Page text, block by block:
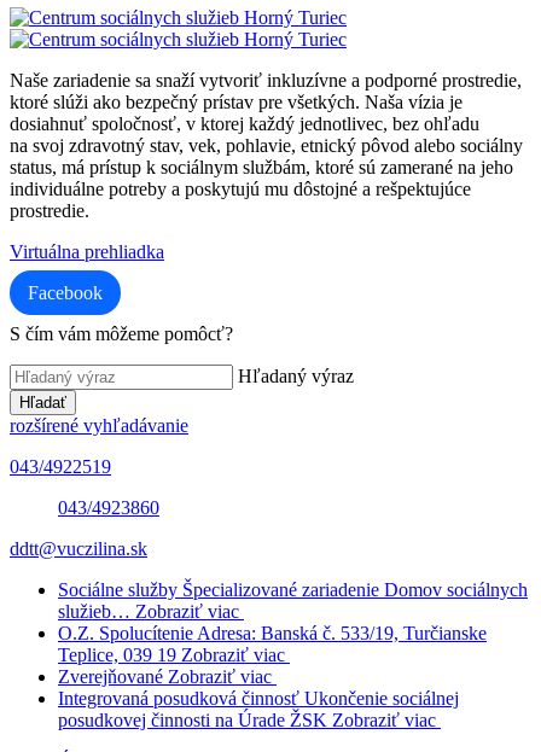
Naše zariadenie sa snaží vytvoriť inkluzívne a podporné prostredie,
ktoré slúži ako bezpečný prístav pre všetkých. Naša vízia je
dosiahnuť spoločnosť, v ktorej každý jednotlivec, bez ohľadu
na svoj zdravotný stav, vek, pohlavie, etnický pôvod alebo sociálny
status, má prístup k sociálnym službám, ktoré sú zamerané na jeho
individuálne potreby a poskytujú mu dôstojné a rešpektujúce
prostredie.
Virtuálna prehliadka
Facebook
S čím vám môžeme pomôcť?
Hľadaný výraz
Hľadať
rozšírené vyhľadávanie
043/4922519
043/4923860
ddtt@vuczilina.sk
Sociálne služby Špecializované zariadenie Domov sociálnych
služieb… Zobraziť viac
O.Z. Spolucítenie Adresa: Banská č. 533/19, Turčianske
Teplice, 039 19 Zobraziť viac
Zverejňované Zobraziť viac
Integrovaná posudková činnosť Ukončenie sociálnej
posudkovej činnosti na Úrade ŽSK Zobraziť viac